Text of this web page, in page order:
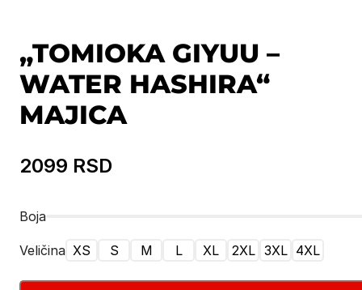
„TOMIOKA GIYUU –
WATER HASHIRA“
MAJICA
2099 RSD
Boja
Veličina XS S M L XL 2XL 3XL 4XL